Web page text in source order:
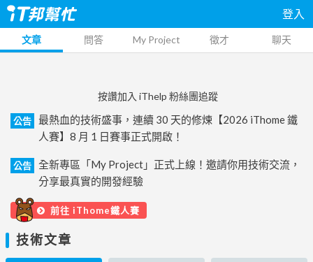
登入
文章 問答 My Project 徵才 聊天
按讚加入 iThelp 粉絲團追蹤
公告
最熱血的技術盛事，連續 30 天的修煉【2026 iThome 鐵
人賽】8 月 1 日賽事正式開啟！
公告
全新專區「My Project」正式上線！邀請你用技術交流，
分享最真實的開發經驗
前往 iThome鐵人賽
技術文章